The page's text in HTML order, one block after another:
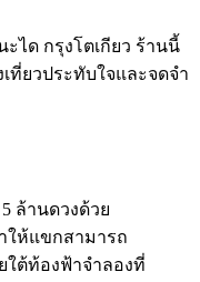
ได กรุงโตเกียว ร้านนี้
ที่ยวประทับใจและจดจำ
ล้านดวงด้วย
ำให้แขกสามารถ
ใต้ท้องฟ้าจำลองที่